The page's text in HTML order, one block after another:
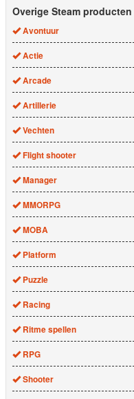
Overige Steam producten
Avontuur
Actie
Arcade
Artillerie
Vechten
Flight shooter
Manager
MMORPG
MOBA
Platform
Puzzle
Racing
Ritme spellen
RPG
Shooter